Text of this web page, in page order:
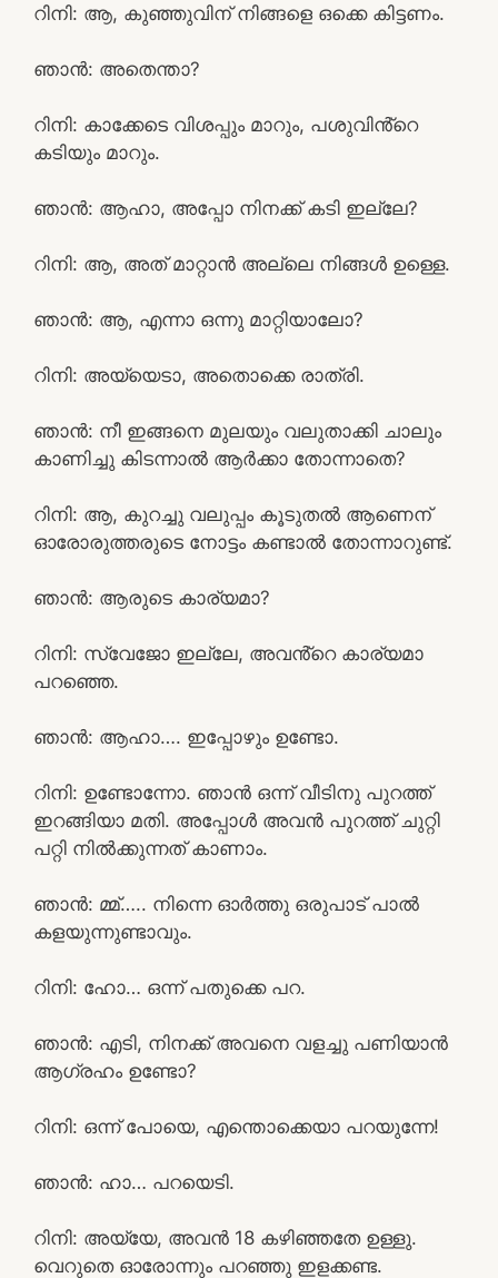
റിനി: ആ, കുഞ്ഞുവിന് നിങ്ങളെ ഒക്കെ കിട്ടണം.
ഞാൻ: അതെന്താ?
റിനി: കാക്കേടെ വിശപ്പും മാറും, പശുവിൻ്റെ
കടിയും മാറും.
ഞാൻ: ആഹാ, അപ്പോ നിനക്ക് കടി ഇല്ലേ?
റിനി: ആ, അത് മാറ്റാൻ അല്ലെ നിങ്ങൾ ഉള്ളെ.
ഞാൻ: ആ, എന്നാ ഒന്നു മാറ്റിയാലോ?
റിനി: അയ്യെടാ, അതൊക്കെ രാത്രി.
ഞാൻ: നീ ഇങ്ങനെ മുലയും വലുതാക്കി ചാലും
കാണിച്ചു കിടന്നാൽ ആർക്കാ തോന്നാതെ?
റിനി: ആ, കുറച്ചു വലുപ്പം കൂടുതൽ ആണെന്
ഓരോരുത്തരുടെ നോട്ടം കണ്ടാൽ തോന്നാറുണ്ട്.
ഞാൻ: ആരുടെ കാര്യമാ?
റിനി: സ്വേജോ ഇല്ലേ, അവൻ്റെ കാര്യമാ
പറഞ്ഞെ.
ഞാൻ: ആഹാ…. ഇപ്പോഴും ഉണ്ടോ.
റിനി: ഉണ്ടോന്നോ. ഞാൻ ഒന്ന് വീടിനു പുറത്ത്
ഇറങ്ങിയാ മതി. അപ്പോൾ അവൻ പുറത്ത് ചുറ്റി
പറ്റി നിൽക്കുന്നത് കാണാം.
ഞാൻ: മ്മ്….. നിന്നെ ഓർത്തു ഒരുപാട് പാൽ
കളയുന്നുണ്ടാവും.
റിനി: ഹോ… ഒന്ന് പതുക്കെ പറ.
ഞാൻ: എടി, നിനക്ക് അവനെ വളച്ചു പണിയാൻ
ആഗ്രഹം ഉണ്ടോ?
റിനി: ഒന്ന് പോയെ, എന്തൊക്കെയാ പറയുന്നേ!
ഞാൻ: ഹാ… പറയെടി.
റിനി: അയ്യേ, അവൻ 18 കഴിഞ്ഞതേ ഉള്ളു.
വെറുതെ ഓരോന്നും പറഞ്ഞു ഇളക്കണ്ട.